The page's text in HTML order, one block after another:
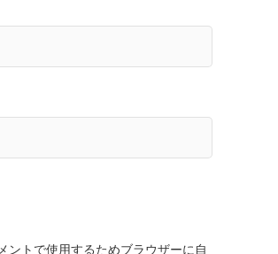
ントで使用するためブラウザーに自